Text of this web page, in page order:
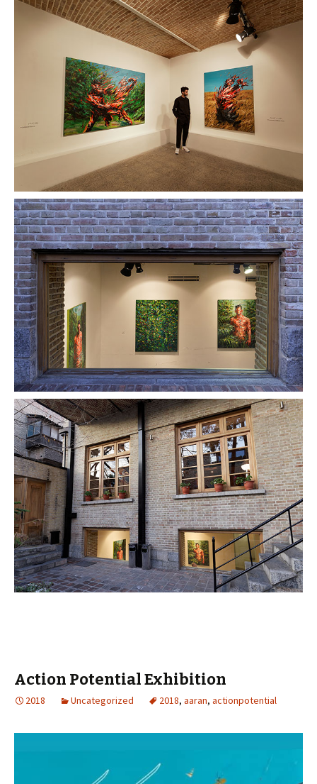
Action Potential Exhibition
2018 Uncategorized 2018, aaran, actionpotential